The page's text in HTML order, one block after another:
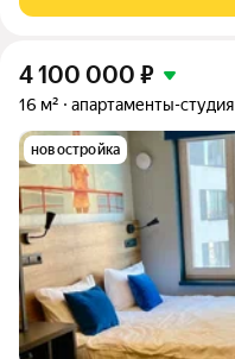
4 100 000 ₽
16 м² апартаменты-студия
новостройка